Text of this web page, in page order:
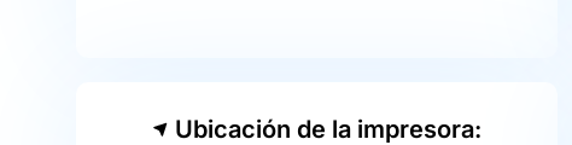
Ubicación de la impresora: